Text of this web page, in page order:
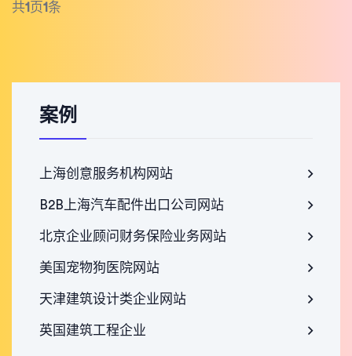
共1 页1条
案例
上海创意服务机构网站
B2B上海汽车配件出口公司网站
北京企业顾问财务保险业务网站
美国宠物狗医院网站
天津建筑设计类企业网站
英国建筑工程企业